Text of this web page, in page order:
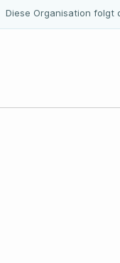
Diese Organisation folgt